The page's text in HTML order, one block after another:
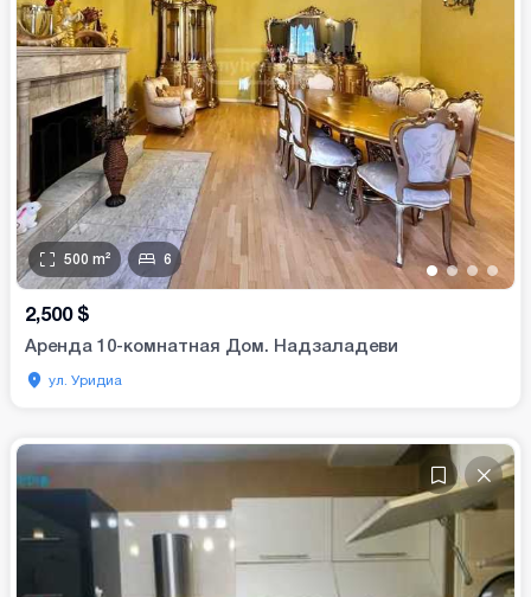
••••
500 m² 6
2,500 $
Аренда 10-комнатная Дом. Надзаладеви
ул. Уридиа